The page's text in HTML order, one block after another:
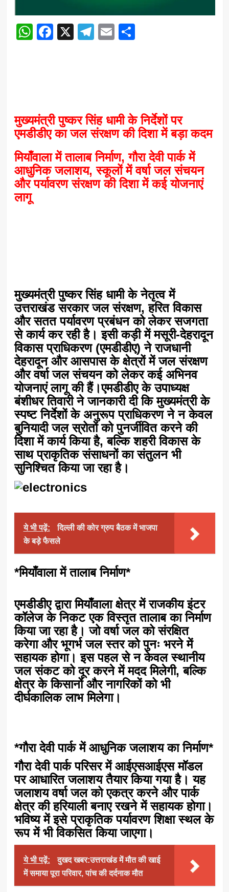
WhatsApp
Facebook
X Telegram
EmailShare
मुख्यमंत्री पुष्कर सिंह धामी के निर्देशों पर
एमडीडीए का जल संरक्षण की दिशा में बड़ा कदम
मियाँवाला में तालाब निर्माण, गौरा देवी पार्क में
आधुनिक जलाशय, स्कूलों में वर्षा जल संचयन
और पर्यावरण संरक्षण की दिशा में कई योजनाएं
लागू
मुख्यमंत्री पुष्कर सिंह धामी के नेतृत्व में
उत्तराखंड सरकार जल संरक्षण, हरित विकास
और सतत पर्यावरण प्रबंधन को लेकर सजगता
से कार्य कर रही है। इसी कड़ी में मसूरी-देहरादून
विकास प्राधिकरण (एमडीडीए) ने राजधानी
देहरादून और आसपास के क्षेत्रों में जल संरक्षण
और वर्षा जल संचयन को लेकर कई अभिनव
योजनाएं लागू की हैं।एमडीडीए के उपाध्यक्ष
बंशीधर तिवारी ने जानकारी दी कि मुख्यमंत्री के
स्पष्ट निर्देशों के अनुरूप प्राधिकरण ने न केवल
बुनियादी जल स्रोतों को पुनर्जीवित करने की
दिशा में कार्य किया है, बल्कि शहरी विकास के
साथ प्राकृतिक संसाधनों का संतुलन भी
सुनिश्चित किया जा रहा है।
ये भी पढ़ें:
दिल्ली की कोर ग्रुप बैठक में भाजपा
के बड़े फैसले
*मियाँवाला में तालाब निर्माण*
एमडीडीए द्वारा मियाँवाला क्षेत्र में राजकीय इंटर
कॉलेज के निकट एक विस्तृत तालाब का निर्माण
किया जा रहा है। जो वर्षा जल को संरक्षित
करेगा और भूगर्भ जल स्तर को पुनः भरने में
सहायक होगा। इस पहल से न केवल स्थानीय
जल संकट को दूर करने में मदद मिलेगी, बल्कि
क्षेत्र के किसानों और नागरिकों को भी
दीर्घकालिक लाभ मिलेगा।
*गौरा देवी पार्क में आधुनिक जलाशय का निर्माण*
गौरा देवी पार्क परिसर में आईएसआईएस मॉडल
पर आधारित जलाशय तैयार किया गया है। यह
जलाशय वर्षा जल को एकत्र करने और पार्क
क्षेत्र की हरियाली बनाए रखने में सहायक होगा।
भविष्य में इसे प्राकृतिक पर्यावरण शिक्षा स्थल के
रूप में भी विकसित किया जाएगा।
ये भी पढ़ें:
दुखद खबर:उत्तराखंड में मौत की खाई
में समाया पूरा परिवार, पांच की दर्दनाक मौत